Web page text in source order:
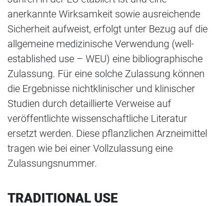
anerkannte Wirksamkeit sowie ausreichende
Sicherheit aufweist, erfolgt unter Bezug auf die
allgemeine medizinische Verwendung (well-
established use – WEU) eine bibliographische
Zulassung. Für eine solche Zulassung können
die Ergebnisse nichtklinischer und klinischer
Studien durch detaillierte Verweise auf
veröffentlichte wissenschaftliche Literatur
ersetzt werden. Diese pflanzlichen Arzneimittel
tragen wie bei einer Vollzulassung eine
Zulassungsnummer.
TRADITIONAL USE